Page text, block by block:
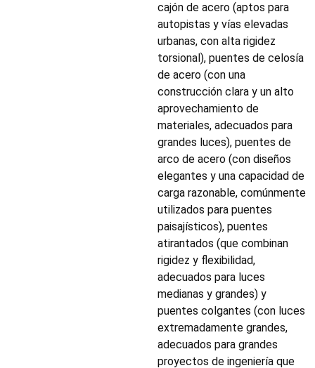
cajón de acero (aptos para
autopistas y vías elevadas
urbanas, con alta rigidez
torsional), puentes de celosía
de acero (con una
construcción clara y un alto
aprovechamiento de
materiales, adecuados para
grandes luces), puentes de
arco de acero (con diseños
elegantes y una capacidad de
carga razonable, comúnmente
utilizados para puentes
paisajísticos), puentes
atirantados (que combinan
rigidez y flexibilidad,
adecuados para luces
medianas y grandes) y
puentes colgantes (con luces
extremadamente grandes,
adecuados para grandes
proyectos de ingeniería que